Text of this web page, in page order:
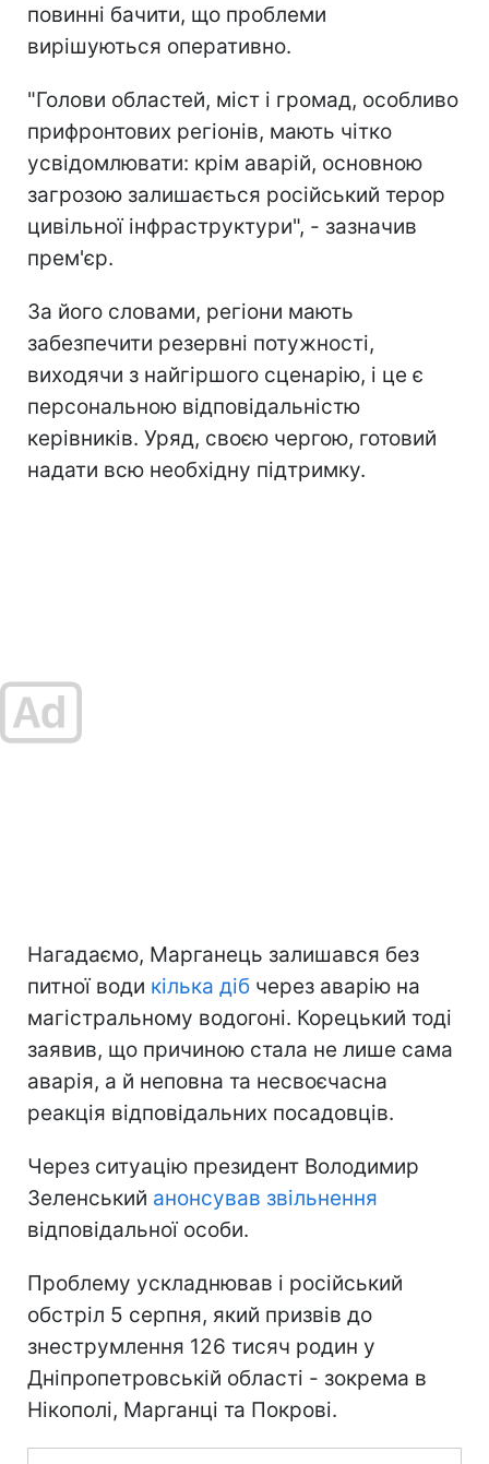
повинні бачити, що проблеми
вирішуються оперативно.
"Голови областей, міст і громад, особливо
прифронтових регіонів, мають чітко
усвідомлювати: крім аварій, основною
загрозою залишається російський терор
цивільної інфраструктури", - зазначив
прем'єр.
За його словами, регіони мають
забезпечити резервні потужності,
виходячи з найгіршого сценарію, і це є
персональною відповідальністю
керівників. Уряд, своєю чергою, готовий
надати всю необхідну підтримку.
Нагадаємо, Марганець залишався без
питної води кілька діб через аварію на
магістральному водогоні. Корецький тоді
заявив, що причиною стала не лише сама
аварія, а й неповна та несвоєчасна
реакція відповідальних посадовців.
Через ситуацію президент Володимир
Зеленський анонсував звільнення
відповідальної особи.
Проблему ускладнював і російський
обстріл 5 серпня, який призвів до
знеструмлення 126 тисяч родин у
Дніпропетровській області - зокрема в
Нікополі, Марганці та Покрові.